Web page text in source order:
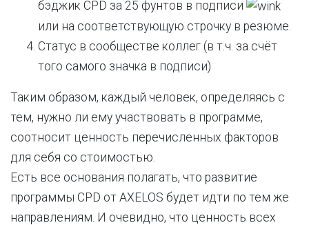
бэджик CPD за 25 фунтов в подписи
или на соответствующую строчку в резюме.
Статус в сообществе коллег (в т.ч. за счёт
того самого значка в подписи)
Таким образом, каждый человек, определяясь с
тем, нужно ли ему участвовать в программе,
соотносит ценность перечисленных факторов
для себя со стоимостью.
Есть все основания полагать, что развитие
программы CPD от AXELOS будет идти по тем же
направлениям. И очевидно, что ценность всех